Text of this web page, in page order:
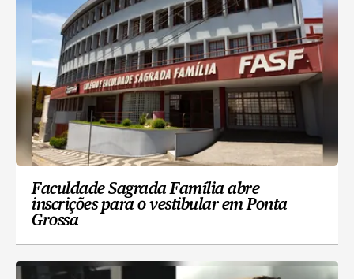
Faculdade Sagrada Família abre
inscrições para o vestibular em Ponta
Grossa